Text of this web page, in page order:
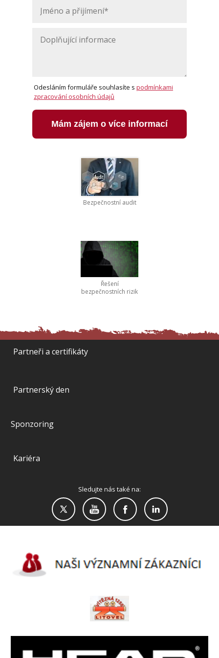
Odesláním formuláře souhlasíte s podmínkami
zpracování osobních údajů
Mám zájem o více informací
Bezpečnostní audit
Řešení
bezpečnostních rizik
Partneři a certifikáty
Partnerský den
Sponzoring
Kariéra
Sledujte nás také na: